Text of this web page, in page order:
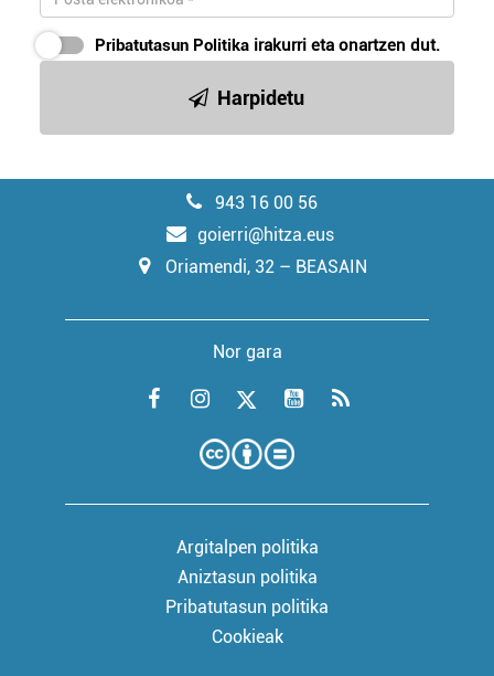
Pribatutasun Politika irakurri eta onartzen dut.
Harpidetu
943 16 00 56
goierri@hitza.eus
Oriamendi, 32 – BEASAIN
Nor gara
Argitalpen politika
Aniztasun politika
Pribatutasun politika
Cookieak